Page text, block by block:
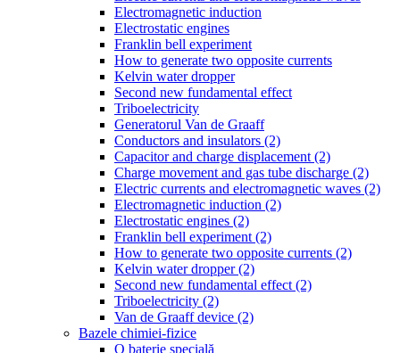
Electromagnetic induction
Electrostatic engines
Franklin bell experiment
How to generate two opposite currents
Kelvin water dropper
Second new fundamental effect
Triboelectricity
Generatorul Van de Graaff
Conductors and insulators (2)
Capacitor and charge displacement (2)
Charge movement and gas tube discharge (2)
Electric currents and electromagnetic waves (2)
Electromagnetic induction (2)
Electrostatic engines (2)
Franklin bell experiment (2)
How to generate two opposite currents (2)
Kelvin water dropper (2)
Second new fundamental effect (2)
Triboelectricity (2)
Van de Graaff device (2)
Bazele chimiei-fizice
O baterie specială